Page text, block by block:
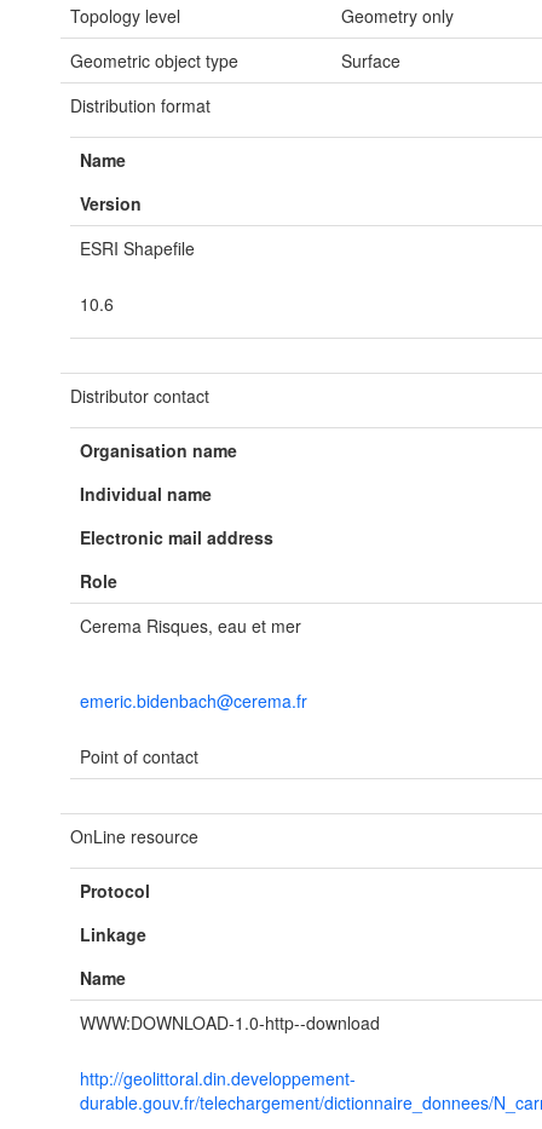
Topology level
Geometry only
Geometric object type
Surface
Distribution format
Name
Version
ESRI Shapefile
10.6
Distributor contact
Organisation name
Individual name
Electronic mail address
Role
Cerema Risques, eau et mer
emeric.bidenbach@cerema.fr
Point of contact
OnLine resource
Protocol
Linkage
Name
WWW:DOWNLOAD-1.0-http--download
http://geolittoral.din.developpement-
durable.gouv.fr/telechargement/dictionnaire_donnees/